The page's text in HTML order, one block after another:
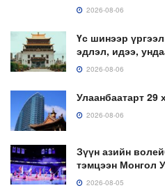
2026-08-06
Үс шинээр
эдлэл, идээ,
2026-08-06
Улаанбаатарт 29
2026-08-06
Зүүн азийн
тэмцээн Монгол
2026-08-05